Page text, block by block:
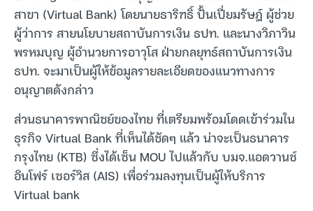
สาขา (Virtual Bank) โดยนายธาริฑธิ์ ปั้นเปี่ยมรัษฎ์ ผู้ช่วย
ผู้ว่าการ สายนโยบายสถาบันการเงิน ธปท. และนางวิภาวิน
พรหมบุญ ผู้อำนวยการอาวุโส ฝ่ายกลยุทธ์สถาบันการเงิน
ธปท. จะมาเป็นผู้ให้ข้อมูลรายละเอียดของแนวทางการ
อนุญาตดังกล่าว
ส่วนธนาคารพาณิชย์ของไทย ที่เตรียมพร้อมโดดเข้าร่วมใน
ธุรกิจ Virtual Bank ที่เห็นได้ชัดๆ แล้ว น่าจะเป็นธนาคาร
กรุงไทย (KTB) ซึ่งได้เซ็น MOU ไปแล้วกับ บมจ.แอดวานซ์
อินโฟร์ เซอร์วิส (AIS) เพื่อร่วมลงทุนเป็นผู้ให้บริการ
Virtual bank